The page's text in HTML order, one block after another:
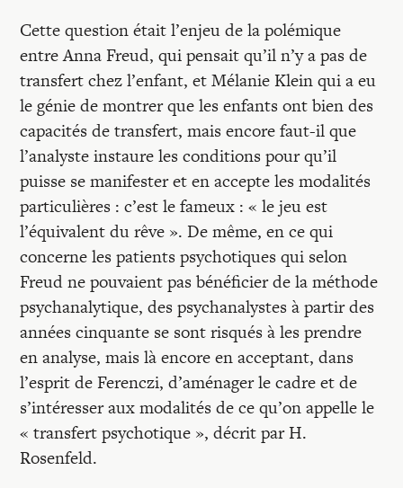
Cette question était l’enjeu de la polémique
entre Anna Freud, qui pensait qu’il n’y a pas de
transfert chez l’enfant, et Mélanie Klein qui a eu
le génie de montrer que les enfants ont bien des
capacités de transfert, mais encore faut-il que
l’analyste instaure les conditions pour qu’il
puisse se manifester et en accepte les modalités
particulières : c’est le fameux : « le jeu est
l’équivalent du rêve ». De même, en ce qui
concerne les patients psychotiques qui selon
Freud ne pouvaient pas bénéficier de la méthode
psychanalytique, des psychanalystes à partir des
années cinquante se sont risqués à les prendre
en analyse, mais là encore en acceptant, dans
l’esprit de Ferenczi, d’aménager le cadre et de
s’intéresser aux modalités de ce qu’on appelle le
« transfert psychotique », décrit par H.
Rosenfeld.